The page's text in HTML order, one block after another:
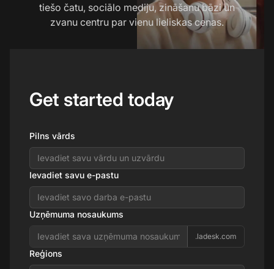
tiešo čatu, sociālo mediju, zināšanu bāzi un
zvanu centru par vienu lieliskas cenas.
Get started today
Pilns vārds
Ievadiet savu e-pastu
Uzņēmuma nosaukums
.ladesk.com
Reģions